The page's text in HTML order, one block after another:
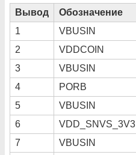
Вывод
Обозначение
1
VBUSIN
2
VDDCOIN
3
VBUSIN
4
PORB
5
VBUSIN
6
VDD_SNVS_3V3
7
VBUSIN